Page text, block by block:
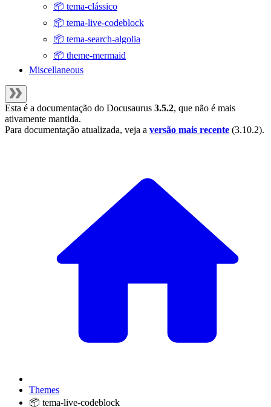
📦 tema-clássico
📦 tema-live-codeblock
📦 tema-search-algolia
📦 theme-mermaid
Miscellaneous
Esta é a documentação do Docusaurus 3.5.2, que não é mais
ativamente mantida.
Para documentação atualizada, veja a versão mais recente (3.10.2).
Themes
📦 tema-live-codeblock